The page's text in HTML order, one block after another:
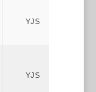
YJS
YJS